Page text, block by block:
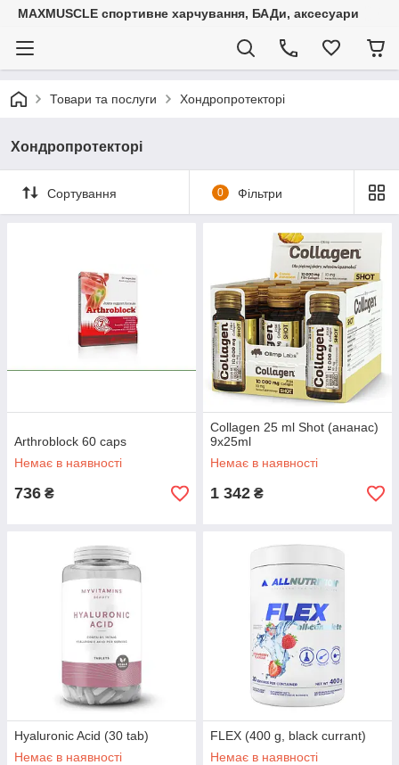
MAXMUSCLE спортивне харчування, БАДи, аксесуари
Товари та послуги Хондропротекторі
Хондропротекторі
Сортування 0 Фільтри
Arthroblock 60 caps
Немає в наявності
736 ₴
Collagen 25 ml Shot (ананас)
9х25ml
Немає в наявності
1 342 ₴
Hyaluronic Acid (30 tab)
Немає в наявності
FLEX (400 g, black currant)
Немає в наявності